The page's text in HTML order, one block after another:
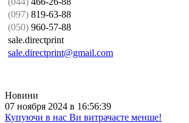
(097) 819-63-88
(050) 960-57-88
sale.directprint
sale.directprint@gmail.com
Новини
07 ноября 2024 в 16:56:39
Купуючи в нас Ви витрачаєте менше!